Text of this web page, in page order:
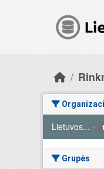
Lietuvos... - 1
Grupės